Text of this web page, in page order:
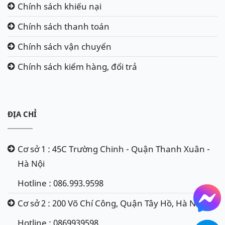
ẮC QUY VARTA 60044 - DIN100(12V - 100Ah)
Chính sách khiếu nại
Chính sách thanh toán
Chính sách vận chuyển
Chính sách kiểm hàng, đổi trả
ĐỊA CHỈ
Cơ sở 1 : 45C Trường Chinh - Quận Thanh Xuân -
Hà Nội
Hotline : 086.993.9598
Cơ sở 2 : 200 Võ Chí Công, Quận Tây Hồ, Hà Nội